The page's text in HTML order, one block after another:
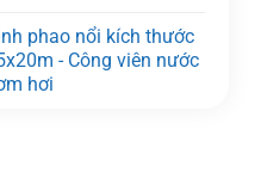
phao nổi kích thước
- Công viên nước
hơi